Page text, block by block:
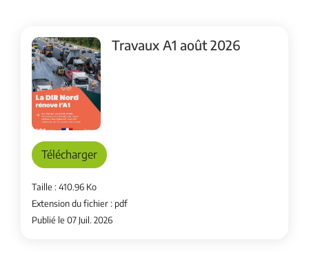
Travaux A1 août 2026
Télécharger
Taille : 410.96 Ko
Extension du fichier : pdf
Publié le 07 Juil. 2026